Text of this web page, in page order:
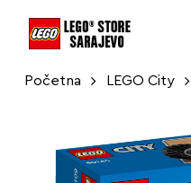
Početna LEGO City